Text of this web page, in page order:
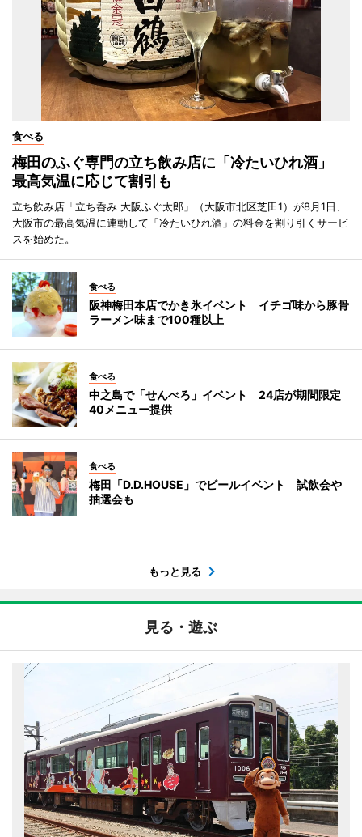
食べる
梅田のふぐ専門の立ち飲み店に「冷たいひれ酒」
最高気温に応じて割引も
立ち飲み店「立ち呑み 大阪ふぐ太郎」（大阪市北区芝田1）が8月1日、
大阪市の最高気温に連動して「冷たいひれ酒」の料金を割り引くサービ
スを始めた。
食べる
阪神梅田本店でかき氷イベント イチゴ味から豚骨
ラーメン味まで100種以上
食べる
中之島で「せんべろ」イベント 24店が期間限定
40メニュー提供
食べる
梅田「D.D.HOUSE」でビールイベント 試飲会や
抽選会も
もっと見る
見る・遊ぶ